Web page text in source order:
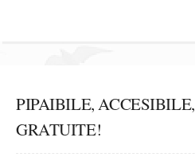
PIPAIBILE, ACCESIBILE,
GRATUITE!